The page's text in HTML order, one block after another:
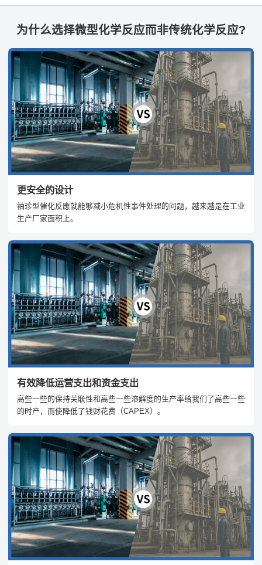
为什么选择微型化学反应而非传统化学反应?
更安全的设计
袖珍型催化反應就能够减小危机性事件处理的问题，越来越是在工业
生产厂家面积上。
有效降低运营支出和资金支出
高些一些的保持关联性和高些一些溶解度的生产率给我们了高些一些
的时产，而使降低了钱财花费（CAPEX）。